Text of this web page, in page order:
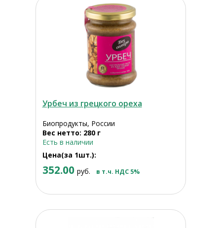
Урбеч из грецкого ореха
Биопродукты, России
Вес нетто: 280 г
Есть в наличии
Цена(за 1шт.):
352.00 руб. в т.ч. НДС 5%